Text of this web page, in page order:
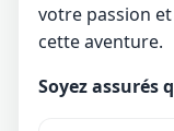
votre passion
cette aventure.
Soyez assurés